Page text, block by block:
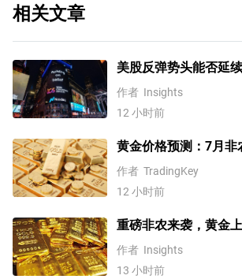
相关文章
美股反弹势头能否延
数、费半指数、纳指
作者 Insights
12 小时前
黄金价格预测：7月非
站上4300美元后还能
作者 TradingKey
12 小时前
重磅非农来袭，黄金
素预示金价升势有望延
作者 Insights
13 小时前